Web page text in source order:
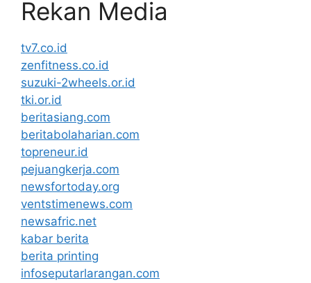
Rekan Media
tv7.co.id
zenfitness.co.id
suzuki-2wheels.or.id
tki.or.id
beritasiang.com
beritabolaharian.com
topreneur.id
pejuangkerja.com
newsfortoday.org
ventstimenews.com
newsafric.net
kabar berita
berita printing
infoseputarlarangan.com